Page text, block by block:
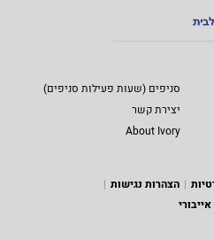
סניפים (שעות פעילות סניפים)
יצירת קשר
About Ivory
הצהרות נגישות